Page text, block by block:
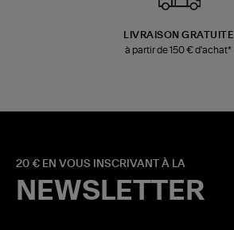
LIVRAISON GRATUITE
à partir de 150 € d'achat*
20 € EN VOUS INSCRIVANT À LA
NEWSLETTER